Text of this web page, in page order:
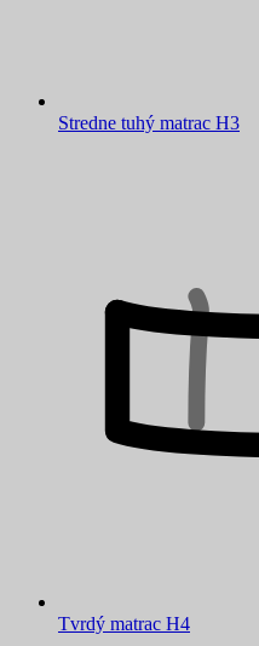
Stredne tuhý matrac H3
Tvrdý matrac H4